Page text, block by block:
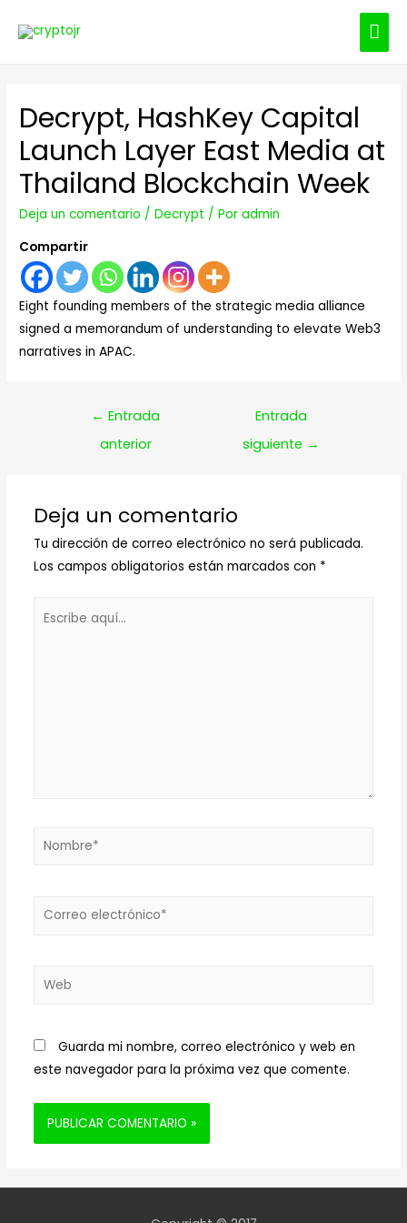
Decrypt, HashKey Capital
Launch Layer East Media at
Thailand Blockchain Week
Deja un comentario /Decrypt / Poradmin
Compartir
Eight founding members of the strategic media alliance
signed a memorandum of understanding to elevate Web3
narratives in APAC.
Navegación
← Entrada
anterior
Entrada
siguiente →
Deja un comentario
Tu dirección de correo electrónico no será publicada.
Los campos obligatorios están marcados con *
Nombre*
Correo
Web
Guarda mi nombre, correo electrónico y web en
este navegador para la próxima vez que comente.